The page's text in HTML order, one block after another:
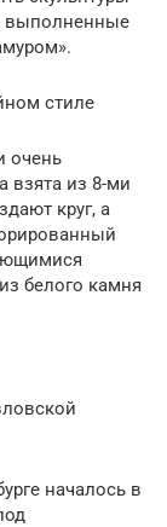
выполненные
стиле
очень
взята из 8-ми
круг, а
белого камня
началось в